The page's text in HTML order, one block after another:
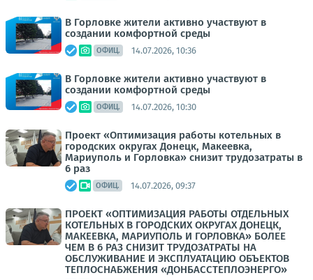
В Горловке жители активно участвуют в
создании комфортной среды
ОФИЦ. 14.07.2026, 10:36
В Горловке жители активно участвуют в
создании комфортной среды
ОФИЦ. 14.07.2026, 10:30
Проект «Оптимизация работы котельных в
городских округах Донецк, Макеевка,
Мариуполь и Горловка» снизит трудозатраты в
6 раз
ОФИЦ. 14.07.2026, 09:37
ПРОЕКТ «ОПТИМИЗАЦИЯ РАБОТЫ ОТДЕЛЬНЫХ
КОТЕЛЬНЫХ В ГОРОДСКИХ ОКРУГАХ ДОНЕЦК,
МАКЕЕВКА, МАРИУПОЛЬ И ГОРЛОВКА» БОЛЕЕ
ЧЕМ В 6 РАЗ СНИЗИТ ТРУДОЗАТРАТЫ НА
ОБСЛУЖИВАНИЕ И ЭКСПЛУАТАЦИЮ ОБЪЕКТОВ
ТЕПЛОСНАБЖЕНИЯ «ДОНБАССТЕПЛОЭНЕРГО»